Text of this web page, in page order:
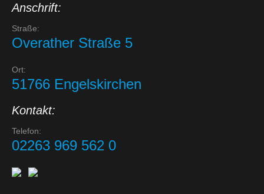
Anschrift:
Straße:
Overather Straße 5
Ort:
51766 Engelskirchen
Kontakt:
Telefon:
02263 969 562 0